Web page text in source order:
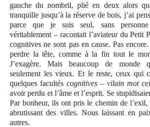
gauche du nombril, plié en deux alors
tranquille jusqu’à la réserve de bois, j’ai
parce que je suis seul, sans
véritablement – racontait l’aviateur du Petit
cognitives ne sont pas en cause. Pas
perdre la tête, comme à la fin tout le
J’exagère. Mais beaucoup de monde
seulement les vieux. Et le reste, ceux qui
quelques facultés cognitives – vilain mot
avoir perdu et l’âme et l’esprit. Se
Par bonheur, ils ont pris le chemin de l’exil,
abrutissant des villes. Nous laissant en
autres.